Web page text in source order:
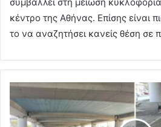
κέντρο της Αθήνας. Επίσης είναι
το να αναζητήσει κανείς θέση σε